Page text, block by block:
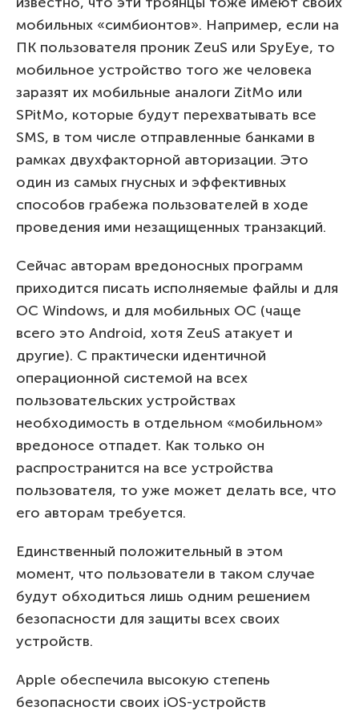
мобильных «симбионтов». Например, если на
ПК пользователя проник ZeuS или SpyEye, то
мобильное устройство того же человека
заразят их мобильные аналоги ZitMo или
SPitMo, которые будут перехватывать все
SMS, в том числе отправленные банками в
рамках двухфакторной авторизации. Это
один из самых гнусных и эффективных
способов грабежа пользователей в ходе
проведения ими незащищенных транзакций.
Сейчас авторам вредоносных программ
приходится писать исполняемые файлы и для
ОС Windows, и для мобильных ОС (чаще
всего это Android, хотя ZeuS атакует и
другие). С практически идентичной
операционной системой на всех
пользовательских устройствах
необходимость в отдельном «мобильном» ​​
вредоносе отпадет. Как только он
распространится на все устройства
пользователя, то уже может делать все, что
его авторам требуется.
Единственный положительный в этом
момент, что пользователи в таком случае
будут обходиться лишь одним решением
безопасности для защиты всех своих
устройств.
Apple обеспечила высокую степень
безопасности своих iOS-устройств